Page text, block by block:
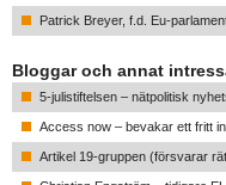
Patrick Breyer, f.d. Eu-
Bloggar och annat
5-julistiftelsen – nätpolitisk
Access now – bevakar ett fritt
Artikel 19-gruppen (försvarar